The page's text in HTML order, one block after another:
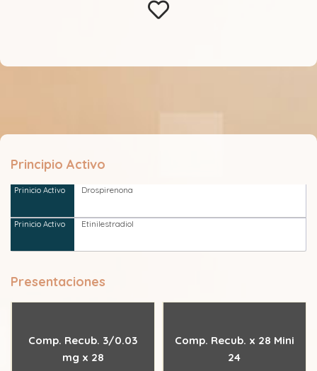
Principio Activo
Drospirenona
Etinilestradiol
Presentaciones
Comp. Recub. 3/0.03
mg x 28
Comp. Recub. x 28 Mini
24